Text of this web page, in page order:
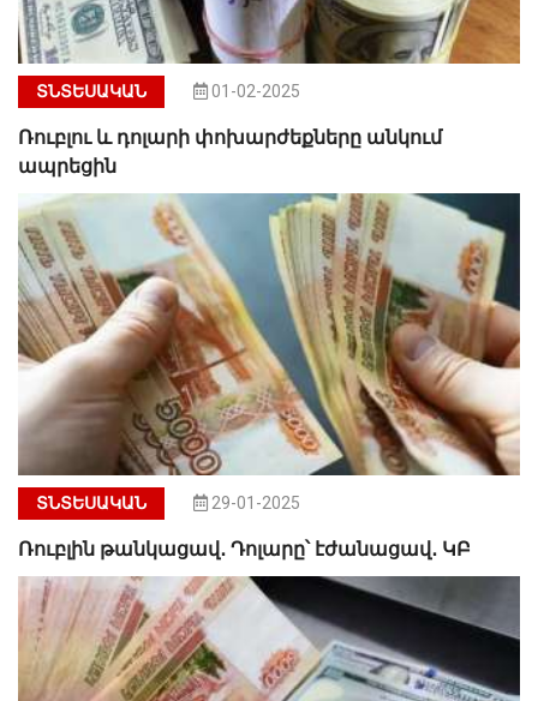
ՏՆՏԵՍԱԿԱՆ 01-02-2025
Ռուբլու և դոլարի փոխարժեքները անկում
ապրեցին
ՏՆՏԵՍԱԿԱՆ 29-01-2025
Ռուբլին թանկացավ․ Դոլարը՝ էժանացավ․ ԿԲ